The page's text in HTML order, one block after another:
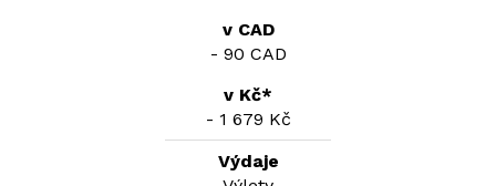
- 90 CAD
- 1 679 Kč